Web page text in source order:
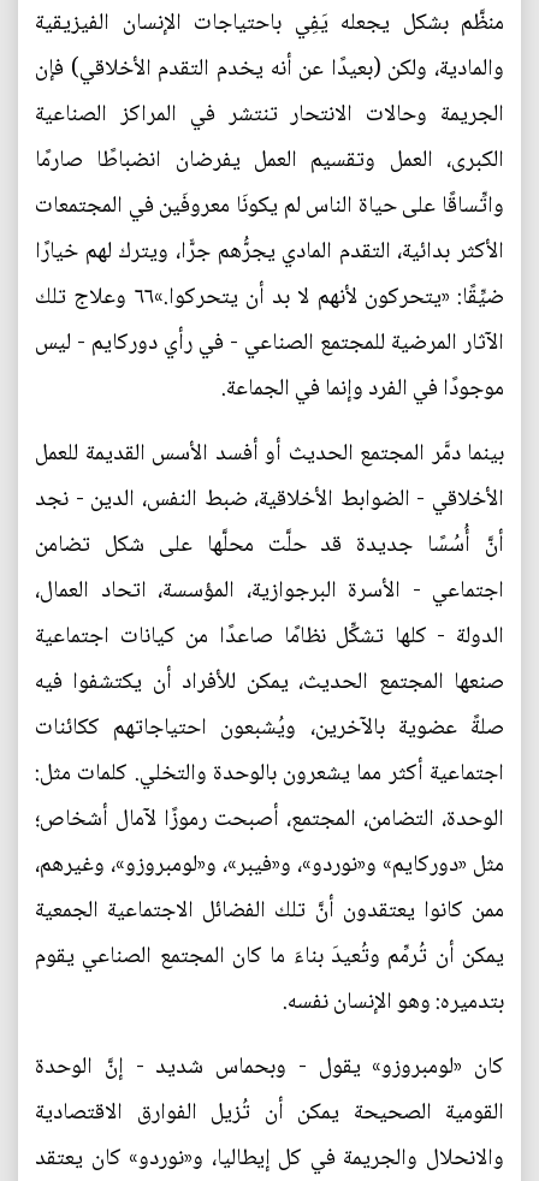
منظَّم بشكل يجعله يَفِي باحتياجات الإنسان الفيزيقية
والمادية، ولكن (بعيدًا عن أنه يخدم التقدم الأخلاقي) فإن
الجريمة وحالات الانتحار تنتشر في المراكز الصناعية
الكبرى، العمل وتقسيم العمل يفرضان انضباطًا صارمًا
واتِّساقًا على حياة الناس لم يكونَا معروفَين في المجتمعات
الأكثر بدائية، التقدم المادي يجرُّهم جرًّا، ويترك لهم خيارًا
ضيِّقًا: «يتحركون لأنهم لا بد أن يتحركوا.»٦٦ وعلاج تلك
الآثار المرضية للمجتمع الصناعي - في رأي دوركايم - ليس
موجودًا في الفرد وإنما في الجماعة.
بينما دمَّر المجتمع الحديث أو أفسد الأسس القديمة للعمل
الأخلاقي - الضوابط الأخلاقية، ضبط النفس، الدين - نجد
أنَّ أُسُسًا جديدة قد حلَّت محلَّها على شكل تضامن
اجتماعي - الأسرة البرجوازية، المؤسسة، اتحاد العمال،
الدولة - كلها تشكِّل نظامًا صاعدًا من كيانات اجتماعية
صنعها المجتمع الحديث، يمكن للأفراد أن يكتشفوا فيه
صلةً عضوية بالآخرين، ويُشبعون احتياجاتهم ككائنات
اجتماعية أكثر مما يشعرون بالوحدة والتخلي. كلمات مثل:
الوحدة، التضامن، المجتمع، أصبحت رموزًا لآمال أشخاص؛
مثل «دوركايم» و«نوردو»، و«فيبر»، و«لومبروزو»، وغيرهم،
ممن كانوا يعتقدون أنَّ تلك الفضائل الاجتماعية الجمعية
يمكن أن تُرمِّم وتُعيدَ بناءَ ما كان المجتمع الصناعي يقوم
بتدميره: وهو الإنسان نفسه.
كان «لومبروزو» يقول - وبحماس شديد - إنَّ الوحدة
القومية الصحيحة يمكن أن تُزيل الفوارق الاقتصادية
والانحلال والجريمة في كل إيطاليا، و«نوردو» كان يعتقد